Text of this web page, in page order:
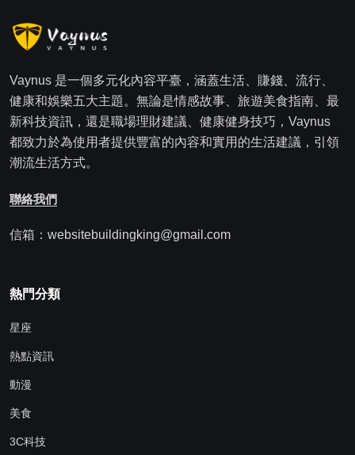
Vaynus 是一個多元化內容平臺，涵蓋生活、賺錢、流行、
健康和娛樂五大主題。無論是情感故事、旅遊美食指南、最
新科技資訊，還是職場理財建議、健康健身技巧，Vaynus
都致力於為使用者提供豐富的內容和實用的生活建議，引領
潮流生活方式。
聯絡我們
信箱：websitebuildingking@gmail.com
熱門分類
星座
熱點資訊
動漫
美食
3C科技